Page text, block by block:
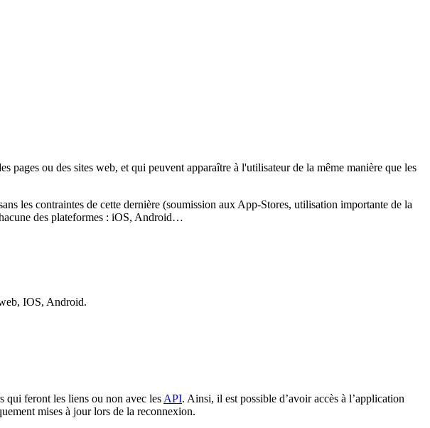
pages ou des sites web, et qui peuvent apparaître à l'utilisateur de la même manière que les
les contraintes de cette dernière (soumission aux App-Stores, utilisation importante de la
des plateformes : iOS, Android…
IOS, Android.
qui feront les liens ou non avec les API. Ainsi, il est possible d’avoir accès à l’application
mises à jour lors de la reconnexion.